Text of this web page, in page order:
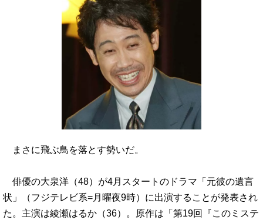
まさに飛ぶ鳥を落とす勢いだ。
俳優の大泉洋（48）が4月スタートのドラマ「元彼の遺言
状」（フジテレビ系=月曜夜9時）に出演することが発表され
た。主演は綾瀬はるか（36）。原作は「第19回『このミステ